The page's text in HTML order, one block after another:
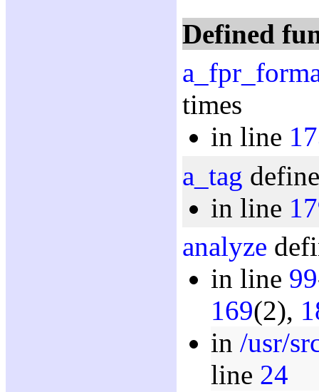
Defined
times
in line
a_tag
in line
analyze
in line 99
169(2),
in /usr/
line 24